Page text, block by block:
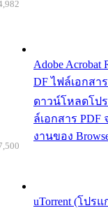
Adobe
DF ไฟล์เอกสาร
ดาวน์โหลดโปร
ล์เอกสาร PDF
งานของ
uTorrent (โปร